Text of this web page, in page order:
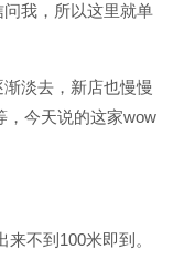
我，所以这里就单
淡去，新店也慢慢
，今天说的这家wow
不到100米即到。